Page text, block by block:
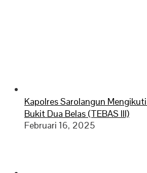
Kapolres Sarolangun
Bukit Dua Belas (TEBAS III)
Februari 16, 2025